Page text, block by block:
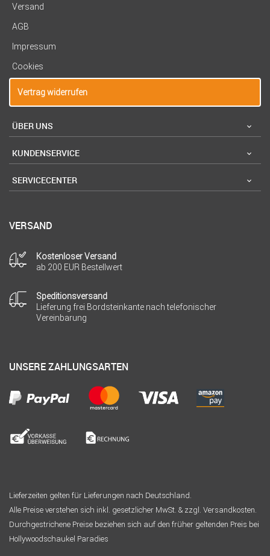
Versand
AGB
Impressum
Cookies
Vertrag widerrufen
ÜBER UNS
KUNDENSERVICE
SERVICECENTER
VERSAND
Kostenloser Versand
ab 200 EUR Bestellwert
Speditionsversand
Lieferung frei Bordsteinkante nach telefonischer
Vereinbarung
UNSERE ZAHLUNGSARTEN
Lieferzeiten gelten für Lieferungen nach Deutschland.
Alle Preise verstehen sich inkl. gesetzlicher MwSt. & zzgl. Versandkosten.
Durchgestrichene Preise beziehen sich auf den früher geltenden Preis bei
Hollywoodschaukel Paradies